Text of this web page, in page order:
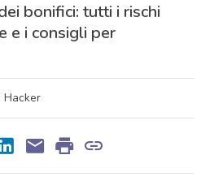
bonifici: tutti i rischi
e i consigli per
Hacker